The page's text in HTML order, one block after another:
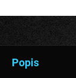
Popis